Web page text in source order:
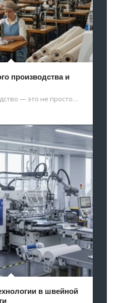
производства и
— это не просто…
в швейной